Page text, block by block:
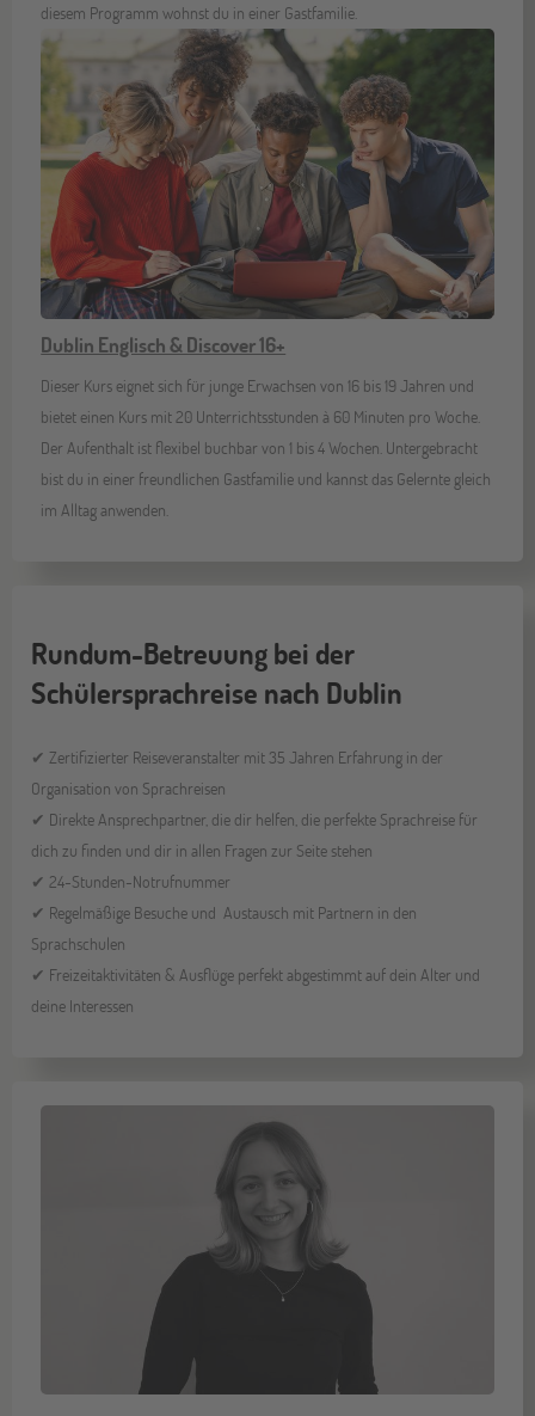
diesem Programm wohnst du in einer Gastfamilie.
Dublin Englisch & Discover 16+
Dieser Kurs eignet sich für junge Erwachsen von 16 bis 19 Jahren und
bietet einen Kurs mit 20 Unterrichtsstunden à 60 Minuten pro Woche.
Der Aufenthalt ist flexibel buchbar von 1 bis 4 Wochen. Untergebracht
bist du in einer freundlichen Gastfamilie und kannst das Gelernte gleich
im Alltag anwenden.
Rundum-Betreuung bei der
Schülersprachreise nach Dublin
✔ Zertifizierter Reiseveranstalter mit 35 Jahren Erfahrung in der
Organisation von Sprachreisen
✔ Direkte Ansprechpartner, die dir helfen, die perfekte Sprachreise für
dich zu finden und dir in allen Fragen zur Seite stehen
✔ 24-Stunden-Notrufnummer
✔ Regelmäßige Besuche und Austausch mit Partnern in den
Sprachschulen
✔ Freizeitaktivitäten & Ausflüge perfekt abgestimmt auf dein Alter und
deine Interessen